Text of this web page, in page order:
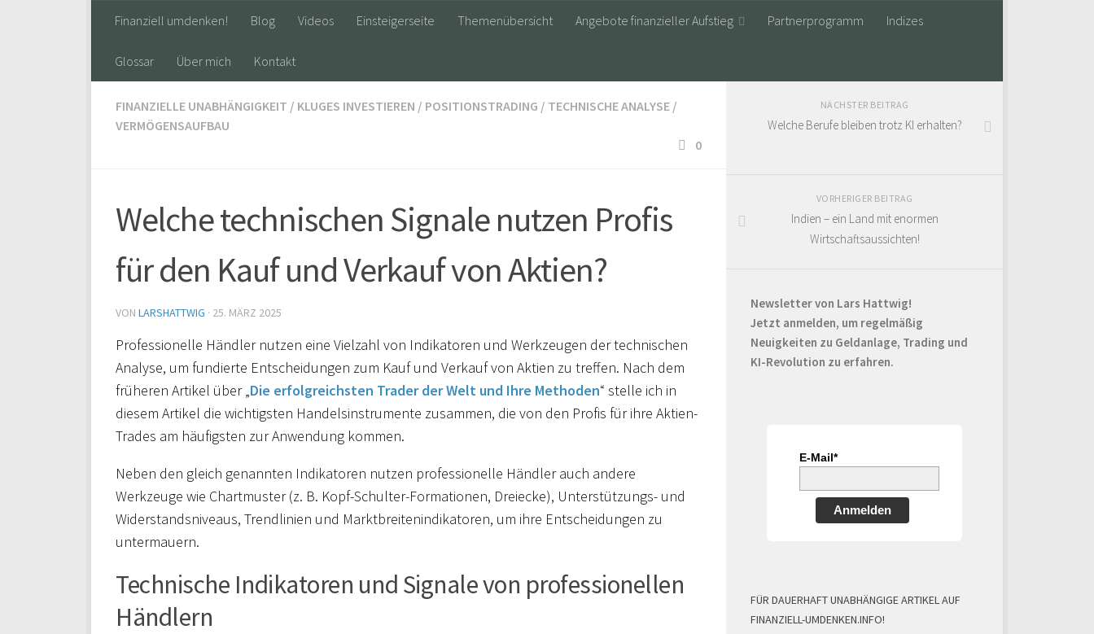
Finanziell umdenken! Blog Videos Einsteigerseite Themenübersicht Angebote finanzieller Aufstieg Partnerprogramm Indizes
Glossar Über mich Kontakt
FINANZIELLE UNABHÄNGIGKEIT / KLUGES INVESTIEREN / POSITIONSTRADING / TECHNISCHE ANALYSE /
VERMÖGENSAUFBAU
0
Welche technischen Signale nutzen Profis
für den Kauf und Verkauf von Aktien?
VON LARSHATTWIG · 25. MÄRZ 2025
Professionelle Händler nutzen eine Vielzahl von Indikatoren und Werkzeugen der technischen
Analyse, um fundierte Entscheidungen zum Kauf und Verkauf von Aktien zu treffen. Nach dem
früheren Artikel über „Die erfolgreichsten Trader der Welt und Ihre Methoden“ stelle ich in
diesem Artikel die wichtigsten Handelsinstrumente zusammen, die von den Profis für ihre Aktien-
Trades am häufigsten zur Anwendung kommen.
Neben den gleich genannten Indikatoren nutzen professionelle Händler auch andere
Werkzeuge wie Chartmuster (z. B. Kopf-Schulter-Formationen, Dreiecke), Unterstützungs- und
Widerstandsniveaus, Trendlinien und Marktbreitenindikatoren, um ihre Entscheidungen zu
untermauern.
Technische Indikatoren und Signale von professionellen
Händlern
NÄCHSTER BEITRAG
Welche Berufe bleiben trotz KI erhalten?
VORHERIGER BEITRAG
Indien – ein Land mit enormen
Wirtschaftsaussichten!
Newsletter von Lars Hattwig!
Jetzt anmelden, um regelmäßig
Neuigkeiten zu Geldanlage, Trading und
KI-Revolution zu erfahren.
E-Mail*
Anmelden
FÜR DAUERHAFT UNABHÄNGIGE ARTIKEL AUF
FINANZIELL-UMDENKEN.INFO!